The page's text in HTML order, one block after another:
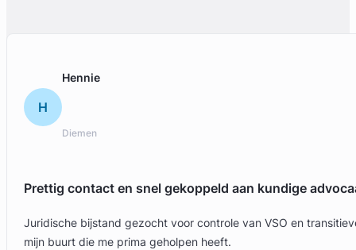
H
Hennie
Diemen
Prettig contact en snel gekoppeld aan kundige
Juridische bijstand gezocht voor controle van VSO en
mijn buurt die me prima geholpen heeft.